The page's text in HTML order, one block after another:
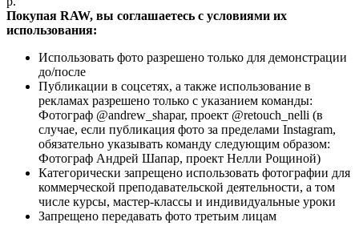
Покупая RAW, вы соглашаетесь с условиями их
использования:
Использовать фото разрешено только для демонстрации
до/после
Публикации в соцсетях, а также использование в
рекламах разрешено только с указанием команды:
Фотограф @andrew_shapar, проект @retouch_nelli (в
случае, если публикация фото за пределами Instagram,
обязательно указывать команду следующим образом:
Фотограф Андрей Шапар, проект Нелли Рощиной)
Категорически запрещено использовать фотографии для
коммерческой преподавательской деятельности, а том
числе курсы, мастер-классы и индивидуальные уроки
Запрещено передавать фото третьим лицам